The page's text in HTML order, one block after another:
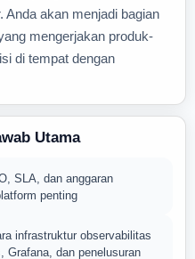
Anda akan menjadi bagian
mengerjakan produk-
di tempat dengan
Utama
SLA, dan anggaran
penting
infrastruktur observabilitas
Grafana, dan penelusuran